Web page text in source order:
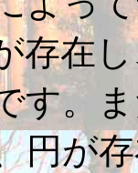
存在
す。
円が